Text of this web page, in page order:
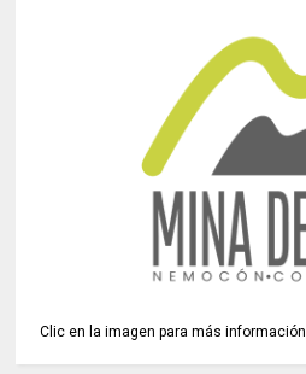
Clic en la imagen para más información